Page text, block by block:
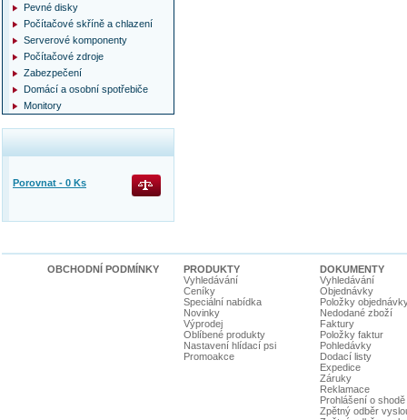
Pevné disky
Počítačové skříně a chlazení
Serverové komponenty
Počítačové zdroje
Zabezpečení
Domácí a osobní spotřebiče
Monitory
Porovnat - 0 Ks
OBCHODNÍ PODMÍNKY
PRODUKTY
Vyhledávání
Ceníky
Speciální nabídka
Novinky
Výprodej
Oblíbené produkty
Nastavení hlídací psi
Promoakce
DOKUMENTY
Vyhledávání
Objednávky
Položky
Nedodané zboží
Faktury
Položky faktur
Pohledávky
Dodací listy
Expedice
Záruky
Reklamace
Prohlášení o shodě
Zpětný odběr